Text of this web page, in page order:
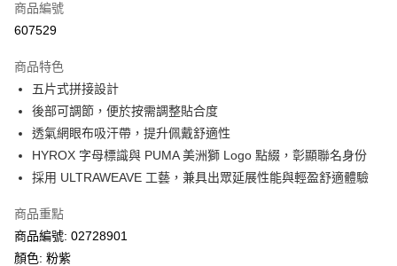
線上付款
Alipay, PayMe, WeChat Pay, UnionPay, FPS
送貨方式
單筆訂單淨值滿$399可享免運費優惠
每筆HK$30.00，滿HK$399.00或以上免運費
滿$599可享澳門免運費優惠 運費表
商品編號
607529
商品特色
五片式拼接設計
後部可調節，便於按需調整貼合度
透氣網眼布吸汗帶，提升佩戴舒適性
HYROX 字母標識與 PUMA 美洲獅 Logo 點綴，彰顯聯名身份
採用 ULTRAWEAVE 工藝，兼具出眾延展性能與輕盈舒適體驗
商品重點
商品編號: 02728901
顏色: 粉紫